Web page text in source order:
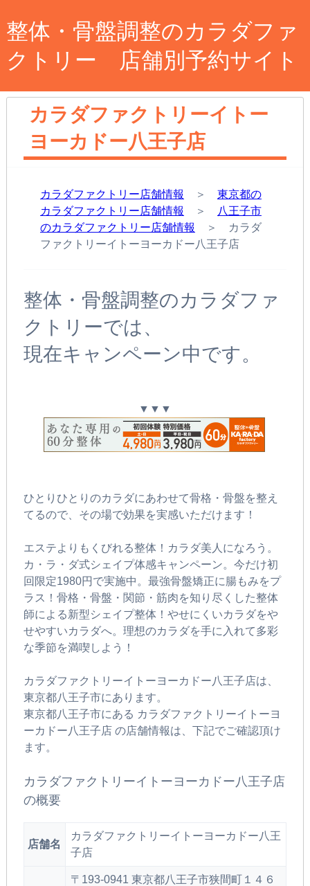
整体・骨盤調整のカラダファ
クトリー 店舗別予約サイト
カラダファクトリーイトー
ヨーカドー八王子店
カラダファクトリー店舗情報 ＞ 東京都の
カラダファクトリー店舗情報
＞
八王子市
のカラダファクトリー店舗情報
＞ カラダ
ファクトリーイトーヨーカドー八王子店
整体・骨盤調整のカラダファ
クトリーでは、
現在キャンペーン中です。
▼▼▼
ひとりひとりのカラダにあわせて骨格・骨盤を整え
てるので、その場で効果を実感いただけます！
エステよりもくびれる整体！カラダ美人になろう。
カ・ラ・ダ式シェイプ体感キャンペーン。今だけ初
回限定1980円で実施中。最強骨盤矯正に腸もみをプ
ラス！骨格・骨盤・関節・筋肉を知り尽くした整体
師による新型シェイプ整体！やせにくいカラダをや
せやすいカラダへ。理想のカラダを手に入れて多彩
な季節を満喫しよう！
カラダファクトリーイトーヨーカドー八王子店は、
東京都八王子市にあります。
東京都八王子市にある カラダファクトリーイトーヨ
ーカドー八王子店 の店舗情報は、下記でご確認頂け
ます。
カラダファクトリーイトーヨーカドー八王子店
の概要
店舗名
カラダファクトリーイトーヨーカドー八王
子店
〒193-0941 東京都八王子市狭間町１４６